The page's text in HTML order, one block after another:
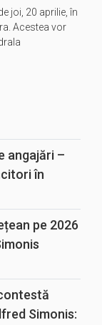
joi, 20 aprilie, în
Acestea vor
angajări –
în
pe 2026
Simonis: